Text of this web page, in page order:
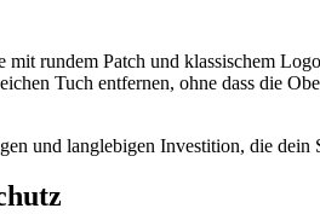
rundem Patch und klassischem
Tuch entfernen, ohne dass die
und langlebigen Investition, die